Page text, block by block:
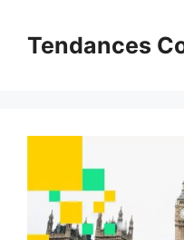
contenuTendances